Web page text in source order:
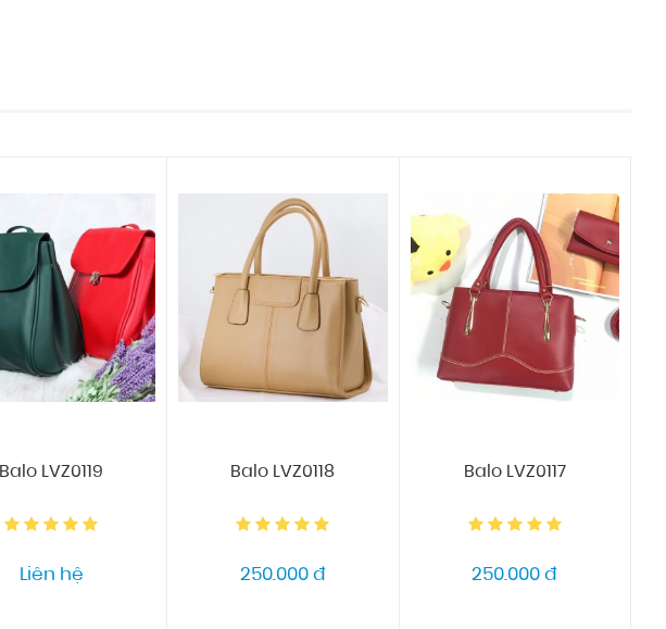
Balo LVZ0119
Liên hệ
Balo LVZ0118
250.000 đ
Balo LVZ0117
250.000 đ